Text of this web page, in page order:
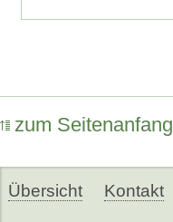
zum Seitenanfang
Übersicht Kontakt